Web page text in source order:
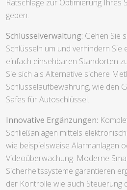
Ratschläge zur Optimierung Ihres
geben.
Schlüsselverwaltung: Gehen Sie
Schlüsseln um und verhindern Sie
einfach einsehbaren Standorten
Sie sich als Alternative sichere
Schlüsselaufbewahrung, wie den
Safes für Autoschlüssel.
Innovative Ergänzungen:
Schließanlagen mittels
wie beispielsweise Alarmanlagen
Videoüberwachung. Moderne
Sicherheitssysteme garantieren
der Kontrolle wie auch Steuerung